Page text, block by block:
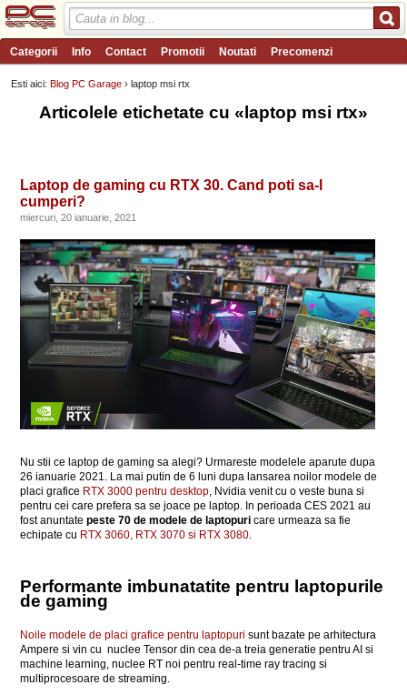
Categorii Info Contact Promotii Noutati Precomenzi
Review-uri Wishlist PC Garage TV
Esti aici:Blog PC Garage › laptop msi rtx
Articolele etichetate cu «laptop msi rtx»
Laptop de gaming cu RTX 30. Cand poti sa-l
cumperi?
miercuri, 20 ianuarie, 2021
Nu stii ce laptop de gaming sa alegi? Urmareste modelele aparute dupa
26 ianuarie 2021. La mai putin de 6 luni dupa lansarea noilor modele de
placi grafice RTX 3000 pentru desktop, Nvidia venit cu o veste buna si
pentru cei care prefera sa se joace pe laptop. In perioada CES 2021 au
fost anuntatepeste 70 de modele de laptopuri care urmeaza sa fie
echipate cu RTX 3060, RTX 3070 si RTX 3080.
Performante imbunatatite pentru laptopurile
de gaming
Noile modele de placi grafice pentru laptopuri sunt bazate pe arhitectura
Ampere si vin cu nuclee Tensor din cea de-a treia generatie pentru AI si
machine learning, nuclee RT noi pentru real-time ray tracing si
multiprocesoare de streaming.